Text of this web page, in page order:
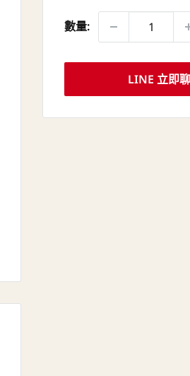
數量:
LINE 立即聊